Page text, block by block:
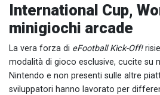
International Cup,
minigiochi arcade
La vera forza di eFootball Kick-Off!
modalità di gioco esclusive, cucite su
Nintendo e non presenti sulle altre
sviluppatori hanno lavorato per